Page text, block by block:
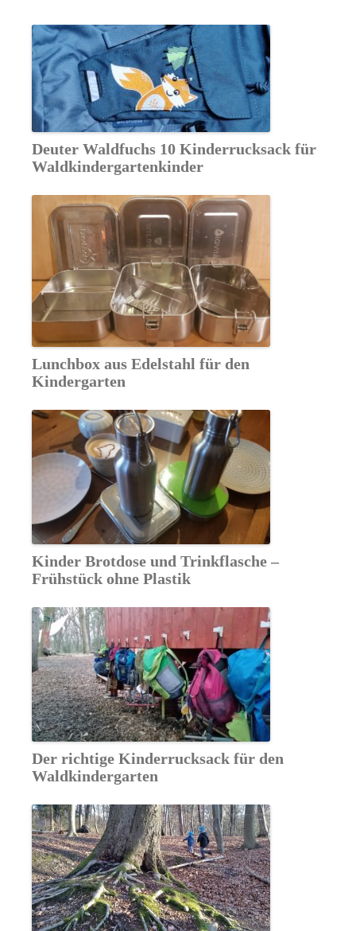
Deuter Waldfuchs 10 Kinderrucksack für
Waldkindergartenkinder
Lunchbox aus Edelstahl für den
Kindergarten
Kinder Brotdose und Trinkflasche –
Frühstück ohne Plastik
Der richtige Kinderrucksack für den
Waldkindergarten